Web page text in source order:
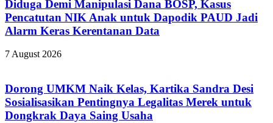
Diduga Demi Manipulasi Dana BOSP, Kasus
Pencatutan NIK Anak untuk Dapodik PAUD Jadi
Alarm Keras Kerentanan Data
7 August 2026
Dorong UMKM Naik Kelas, Kartika Sandra Desi
Sosialisasikan Pentingnya Legalitas Merek untuk
Dongkrak Daya Saing Usaha